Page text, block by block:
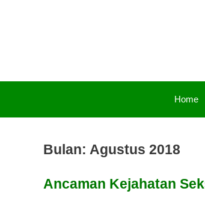
Home
Bulan: Agustus 2018
Ancaman Kejahatan